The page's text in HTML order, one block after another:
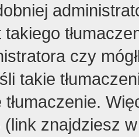
czy
takie
(link znajdziesz